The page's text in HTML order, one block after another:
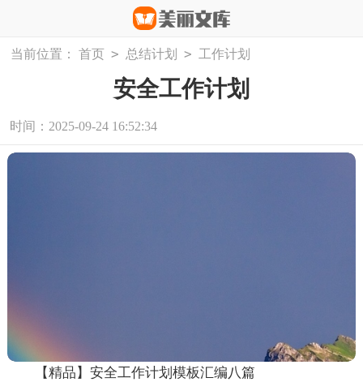
当前位置： 首页 > 总结计划 > 工作计划
安全工作计划
时间：2025-09-24 16:52:34
【精品】安全工作计划模板汇编八篇